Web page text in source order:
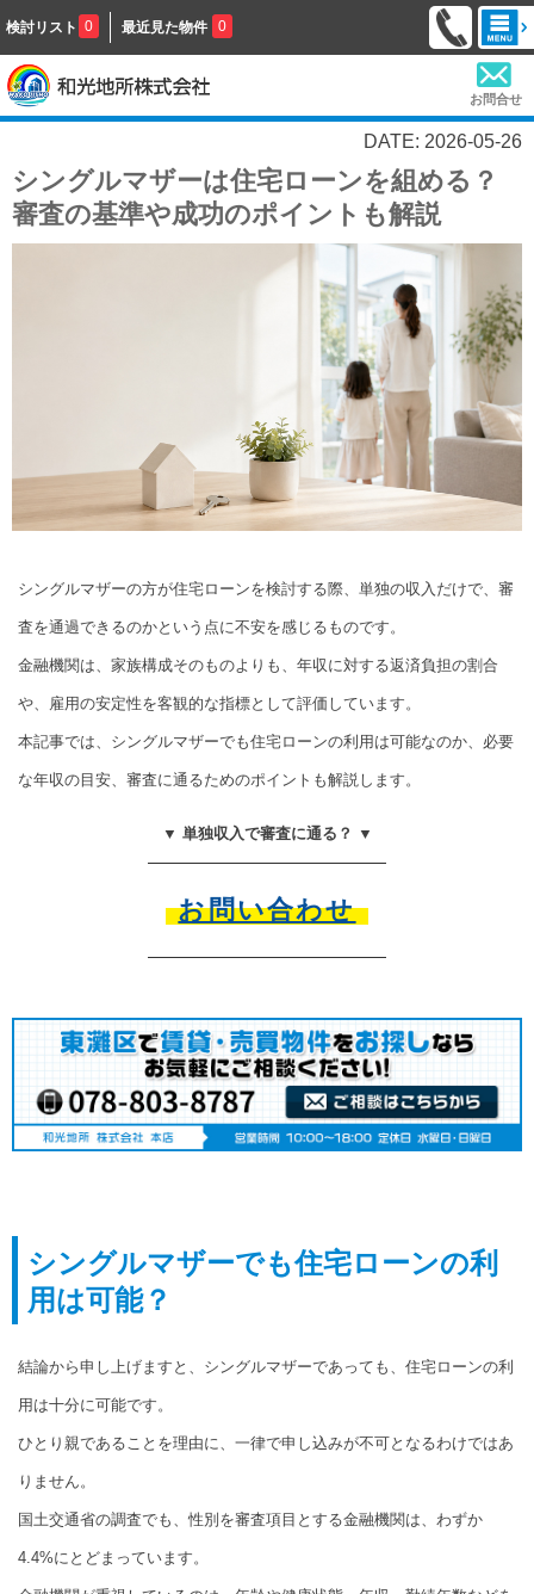
検討リスト 0 最近見た物件 0
お問合せ
DATE: 2026-05-26
シングルマザーは住宅ローンを組める？
審査の基準や成功のポイントも解説
シングルマザーの方が住宅ローンを検討する際、単独の収入だけで、審
査を通過できるのかという点に不安を感じるものです。
金融機関は、家族構成そのものよりも、年収に対する返済負担の割合
や、雇用の安定性を客観的な指標として評価しています。
本記事では、シングルマザーでも住宅ローンの利用は可能なのか、必要
な年収の目安、審査に通るためのポイントも解説します。
▼ 単独収入で審査に通る？ ▼
お問い合わせ
シングルマザーでも住宅ローンの利
用は可能？
結論から申し上げますと、シングルマザーであっても、住宅ローンの利
用は十分に可能です。
ひとり親であることを理由に、一律で申し込みが不可となるわけではあ
りません。
国土交通省の調査でも、性別を審査項目とする金融機関は、わずか
4.4%にとどまっています。